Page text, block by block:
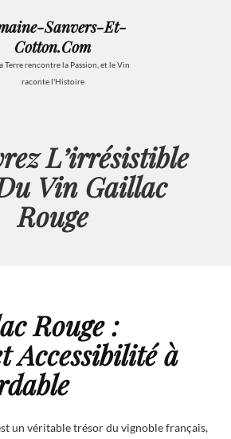
Sanvers-Et-
Cotton.com
Terre rencontre la Passion, et le Vin
raconte l'Histoire
L’irrésistible
Vin Gaillac
Rouge
Rouge :
Accessibilité à
un véritable trésor du vignoble français,